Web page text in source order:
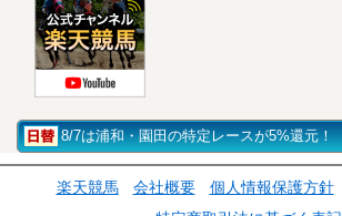
8/7は浦和・園田の特定レースが5%還元！
楽天競馬 会社概要 個人情報保護方針